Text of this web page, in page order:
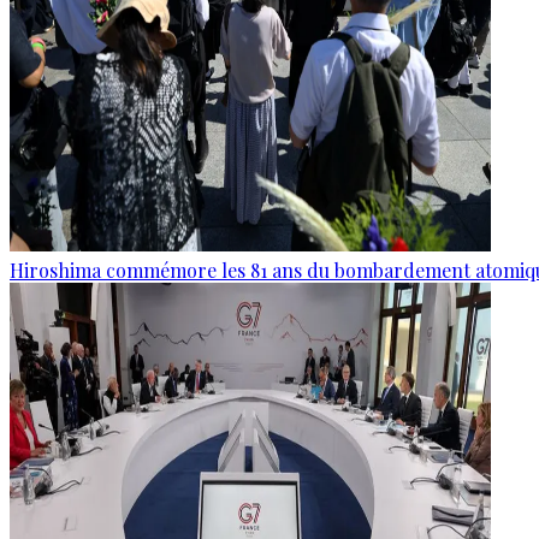
Hiroshima commémore les 81 ans du bombardement